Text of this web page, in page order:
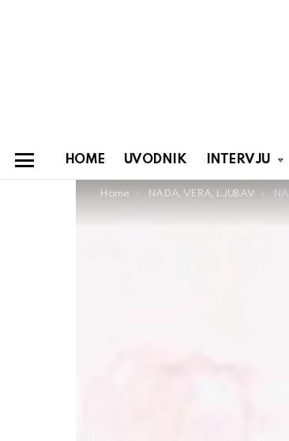
HOME UVODNIK INTERVJU
You are here:
Home NADA, VERA, LJUBAV